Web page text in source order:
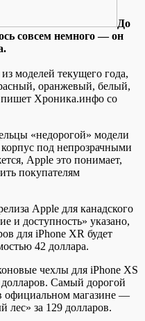
Дo
совсем немного — он
моделей текущего года,
оранжевый, белый,
Хроника.инфо со
«недорогой» модели
корпус под непрозрачными
Apple это понимает,
покупателям
Apple для канадского
и доступность» указано,
для iPhone XR будет
42 доллара.
чехлы для iPhone XS
Самый дорогой
официальном магазине —
лес» за 129 долларов.